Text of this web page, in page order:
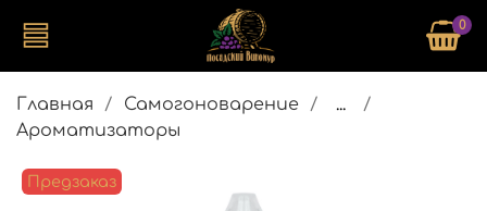
0
Главная Самогоноварение
...
Ароматизаторы
Предзаказ